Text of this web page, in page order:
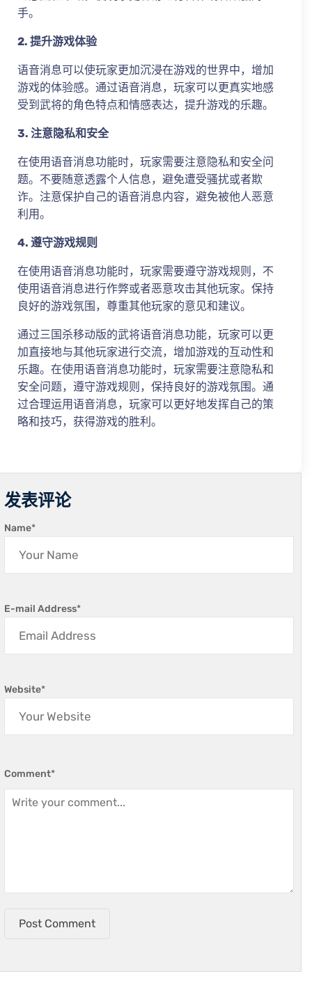
手。
2. 提升游戏体验
语音消息可以使玩家更加沉浸在游戏的世界中，增加
游戏的体验感。通过语音消息，玩家可以更真实地感
受到武将的角色特点和情感表达，提升游戏的乐趣。
3. 注意隐私和安全
在使用语音消息功能时，玩家需要注意隐私和安全问
题。不要随意透露个人信息，避免遭受骚扰或者欺
诈。注意保护自己的语音消息内容，避免被他人恶意
利用。
4. 遵守游戏规则
在使用语音消息功能时，玩家需要遵守游戏规则，不
使用语音消息进行作弊或者恶意攻击其他玩家。保持
良好的游戏氛围，尊重其他玩家的意见和建议。
通过三国杀移动版的武将语音消息功能，玩家可以更
加直接地与其他玩家进行交流，增加游戏的互动性和
乐趣。在使用语音消息功能时，玩家需要注意隐私和
安全问题，遵守游戏规则，保持良好的游戏氛围。通
过合理运用语音消息，玩家可以更好地发挥自己的策
略和技巧，获得游戏的胜利。
发表评论
Name*
E-mail Address*
Website*
Comment*
Post Comment